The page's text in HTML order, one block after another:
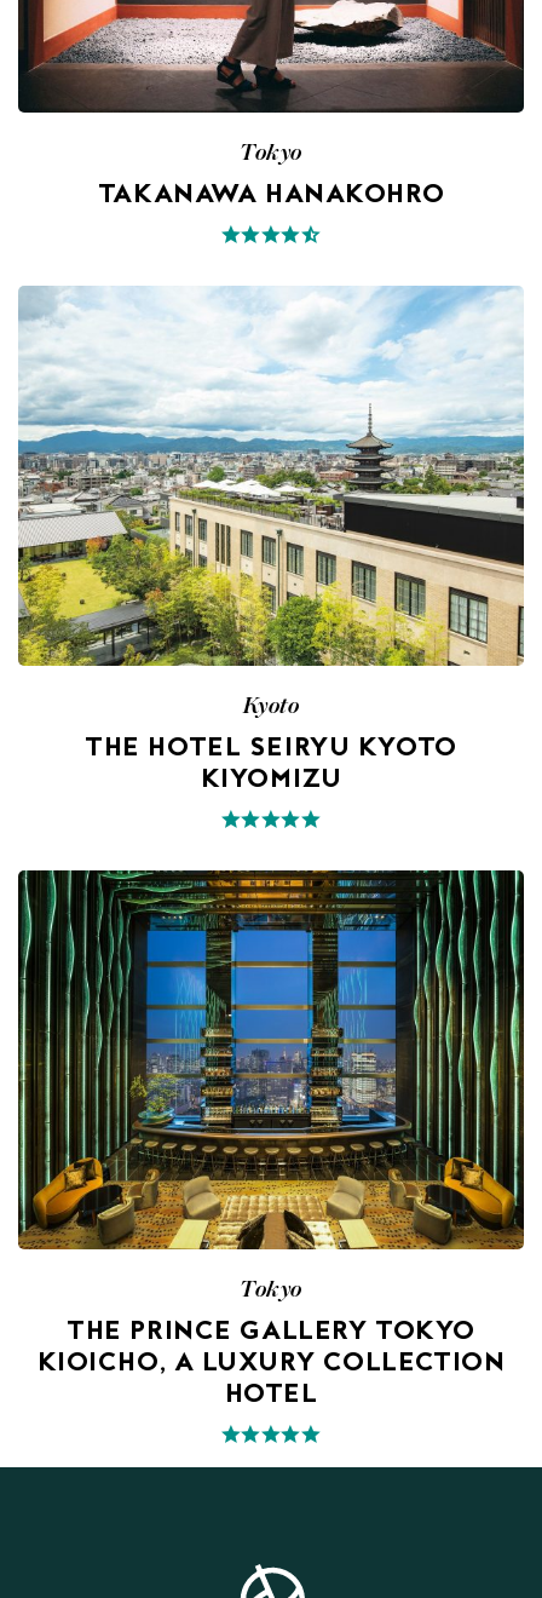
Tokyo
TAKANAWA HANAKOHRO
Kyoto
THE HOTEL SEIRYU KYOTO
KIYOMIZU
Tokyo
THE PRINCE GALLERY TOKYO
KIOICHO, A LUXURY COLLECTION
HOTEL